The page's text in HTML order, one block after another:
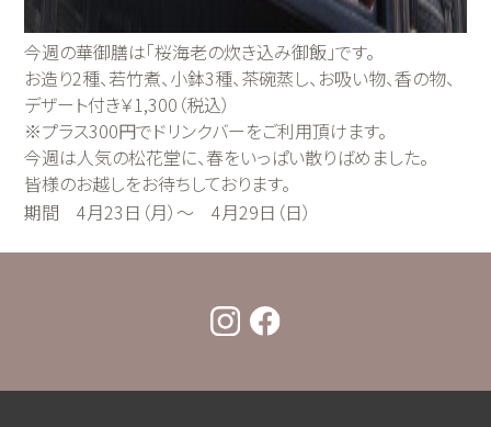
今週の華御膳は「桜海老の炊き込み御飯」です。
お造り2種、若竹煮、小鉢3種、茶碗蒸し、お吸い物、香の物、
デザート付き￥1,300（税込）
※プラス300円でドリンクバーをご利用頂けます。
今週は人気の松花堂に、春をいっぱい散りばめました。
皆様のお越しをお待ちしております。
期間 4月23日（月）～ 4月29日（日）